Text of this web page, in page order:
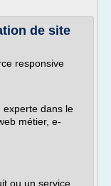
de site
responsive
experte dans le
métier, e-
ou un service,